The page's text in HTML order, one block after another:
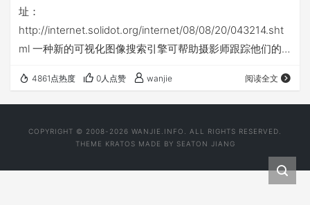
址：
http://internet.solidot.org/internet/08/08/20/043214.sht
ml 一种新的可视化图像搜索引擎可帮助摄影师跟踪他们的
公司Idee开发，允许用户上传一个图像（或是图像链接）而
不是键入关键词去进行搜索。然后它会逐个像素的搜遍整个
改过。TinEye的CEO称，“我们能告诉人们，他们的一幅
4861点热度 0人点赞 wanjie 阅读全文
COPYRIGHT © 2008-2026 WANJIE.INFO. ALL RIGHTS RESERVED.
THEME KRATOS MADE BY SEATON JIANG